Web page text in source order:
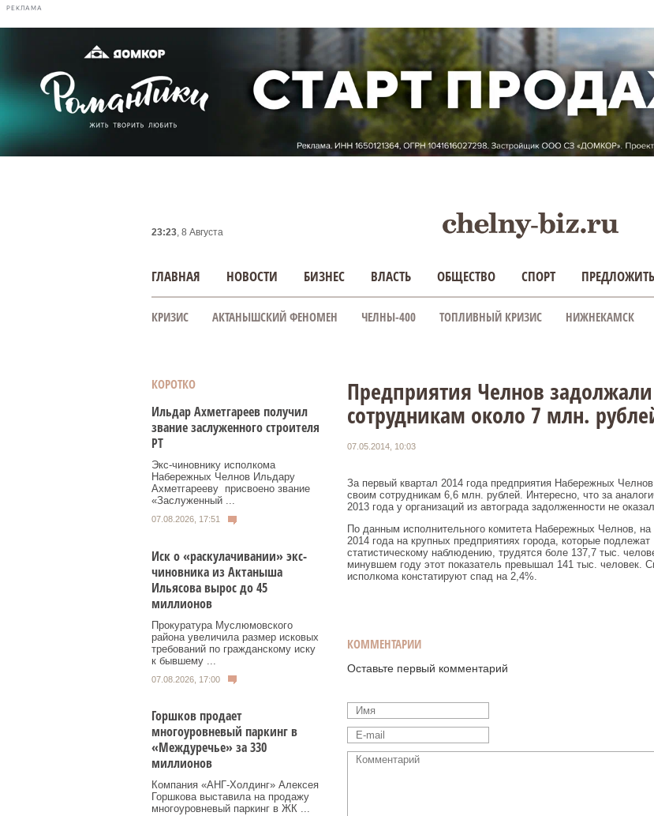
РЕКЛАМА
23:23, 8 Августа
ГЛАВНАЯ НОВОСТИ БИЗНЕС ВЛАСТЬ ОБЩЕСТВО СПОРТ
КРИЗИС АКТАНЫШСКИЙ ФЕНОМЕН ЧЕЛНЫ-400 ТОПЛИВНЫЙ КРИЗИС НИЖНЕКАМСК
КОРОТКО
Ильдар Ахметгареев получил
звание заслуженного строителя
РТ
Экс‑чиновнику исполкома
Набережных Челнов Ильдару
Ахметгарееву присвоено звание
«Заслуженный ...
07.08.2026, 17:51
Иск о «раскулачивании» экс-
чиновника из Актаныша
Ильясова вырос до 45
миллионов
Прокуратура Муслюмовского
района увеличила размер исковых
требований по гражданскому иску
к бывшему ...
07.08.2026, 17:00
Горшков продает
многоуровневый паркинг в
«Междуречье» за 330
миллионов
Компания «АНГ-Холдинг» Алексея
Горшкова выставила на продажу
многоуровневый паркинг в ЖК ...
Предприятия Челнов задолжали
сотрудникам около 7 млн.
07.05.2014, 10:03
За первый квартал 2014 года предприятия Набережных
своим сотрудникам 6,6 млн. рублей. Интересно, что за
2013 года у организаций из автограда задолженности не
По данным исполнительного комитета Набережных Челнов, на
2014 года на крупных предприятиях города, которые подлежат
статистическому наблюдению, трудятся боле 137,7 тыс.
минувшем году этот показатель превышал 141 тыс. человек.
исполкома констатируют спад на 2,4%.
КОММЕНТАРИИ
Оставьте первый комментарий